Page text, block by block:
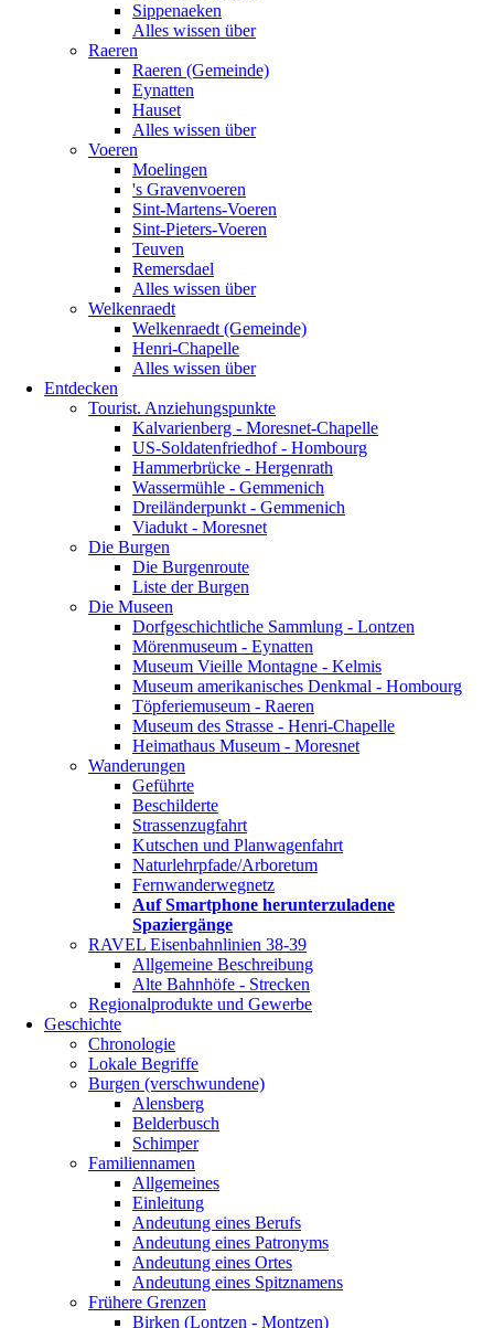
Sippenaeken
Alles wissen über
Raeren
Raeren (Gemeinde)
Eynatten
Hauset
Alles wissen über
Voeren
Moelingen
's Gravenvoeren
Sint-Martens-Voeren
Sint-Pieters-Voeren
Teuven
Remersdael
Alles wissen über
Welkenraedt
Welkenraedt (Gemeinde)
Henri-Chapelle
Alles wissen über
Entdecken
Tourist. Anziehungspunkte
Kalvarienberg - Moresnet-Chapelle
US-Soldatenfriedhof - Hombourg
Hammerbrücke - Hergenrath
Wassermühle - Gemmenich
Dreiländerpunkt - Gemmenich
Viadukt - Moresnet
Die Burgen
Die Burgenroute
Liste der Burgen
Die Museen
Dorfgeschichtliche Sammlung - Lontzen
Mörenmuseum - Eynatten
Museum Vieille Montagne - Kelmis
Museum amerikanisches Denkmal - Hombourg
Töpferiemuseum - Raeren
Museum des Strasse - Henri-Chapelle
Heimathaus Museum - Moresnet
Wanderungen
Geführte
Beschilderte
Strassenzugfahrt
Kutschen und Planwagenfahrt
Naturlehrpfade/Arboretum
Fernwanderwegnetz
Auf Smartphone herunterzuladene
Spaziergänge
RAVEL Eisenbahnlinien 38-39
Allgemeine Beschreibung
Alte Bahnhöfe - Strecken
Regionalprodukte und Gewerbe
Geschichte
Chronologie
Lokale Begriffe
Burgen (verschwundene)
Alensberg
Belderbusch
Schimper
Familiennamen
Allgemeines
Einleitung
Andeutung eines Berufs
Andeutung eines Patronyms
Andeutung eines Ortes
Andeutung eines Spitznamens
Frühere Grenzen
Birken (Lontzen - Montzen)